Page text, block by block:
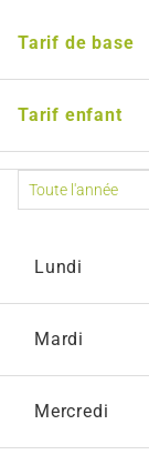
Tarif de base
Tarif enfant
Lundi
Mardi
Mercredi